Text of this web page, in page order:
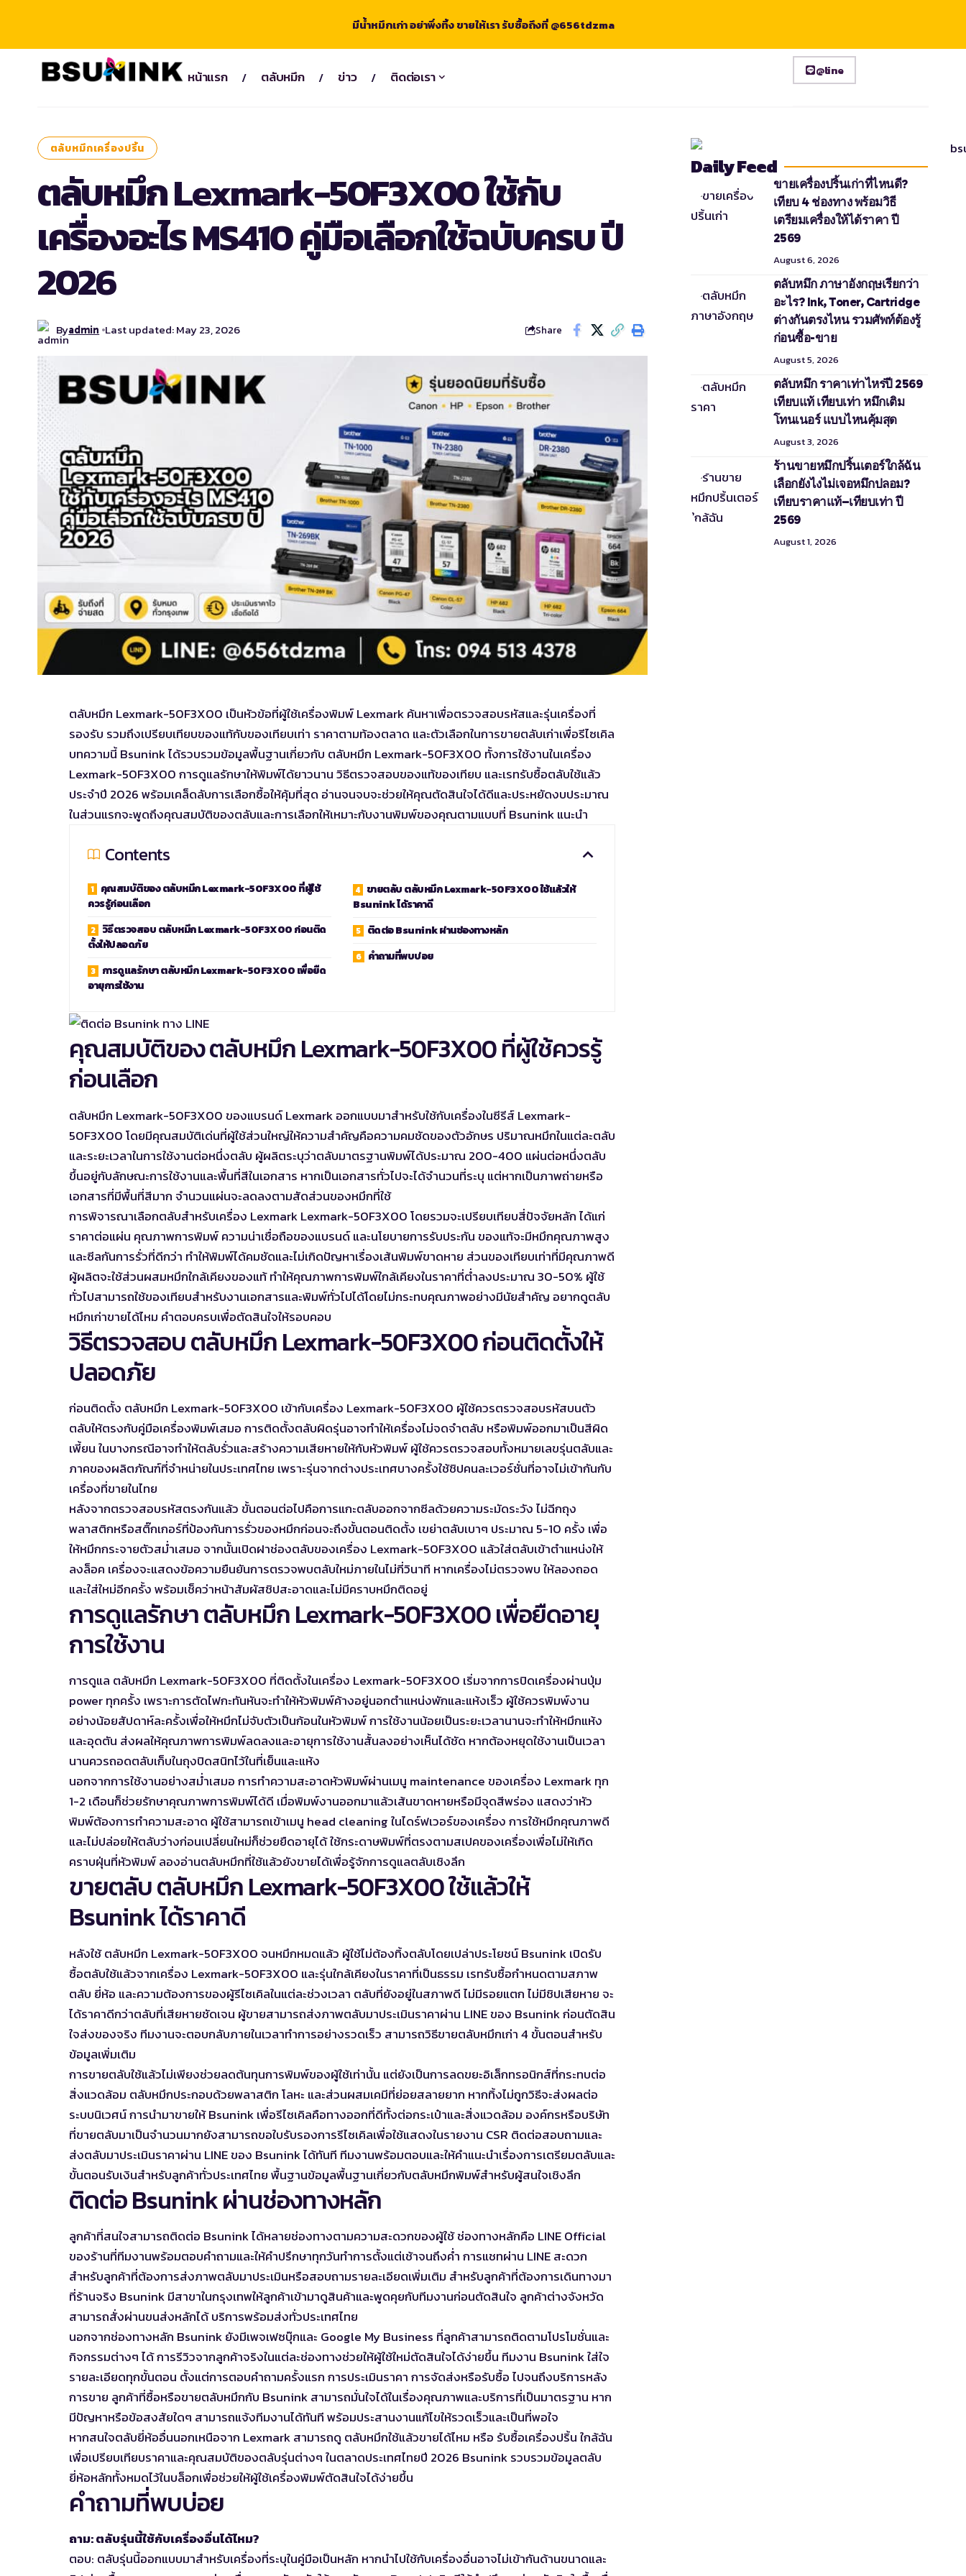
มีน้ำหมึกเก่า อย่าพึ่งทิ้ง ขายให้เรา รับซื้อถึงที่ @656tdzma
หน้าแรก ตลับหมึก ข่าว ติดต่อเรา @line
ตลับหมึกเครื่องปริ้น
ตลับหมึก Lexmark-50F3X00 ใช้กับ
เครื่องอะไร MS410 คู่มือเลือกใช้ฉบับครบ ปี
2026
Byadmin Last updated: May 23, 2026 Share
ตลับหมึก Lexmark-50F3X00 เป็นหัวข้อที่ผู้ใช้เครื่องพิมพ์ Lexmark ค้นหาเพื่อตรวจสอบรหัสและรุ่นเครื่องที่
รองรับ รวมถึงเปรียบเทียบของแท้กับของเทียบเท่า ราคาตามท้องตลาด และตัวเลือกในการขายตลับเก่าเพื่อรีไซเคิล
บทความนี้ Bsunink ได้รวบรวมข้อมูลพื้นฐานเกี่ยวกับ ตลับหมึก Lexmark-50F3X00 ทั้งการใช้งานในเครื่อง
Lexmark-50F3X00 การดูแลรักษาให้พิมพ์ได้ยาวนาน วิธีตรวจสอบของแท้ของเทียบ และเรทรับซื้อตลับใช้แล้ว
ประจำปี 2026 พร้อมเคล็ดลับการเลือกซื้อให้คุ้มที่สุด อ่านจนจบจะช่วยให้คุณตัดสินใจได้ดีและประหยัดงบประมาณ
ในส่วนแรกจะพูดถึงคุณสมบัติของตลับและการเลือกให้เหมาะกับงานพิมพ์ของคุณตามแบบที่ Bsunink แนะนำ
Contents
คุณสมบัติของ ตลับหมึก Lexmark-50F3X00 ที่ผู้ใช้
ควรรู้ก่อนเลือก
วิธีตรวจสอบ ตลับหมึก Lexmark-50F3X00 ก่อนติด
ตั้งให้ปลอดภัย
การดูแลรักษา ตลับหมึก Lexmark-50F3X00 เพื่อยืด
อายุการใช้งาน
ขายตลับ ตลับหมึก Lexmark-50F3X00 ใช้แล้วให้
Bsunink ได้ราคาดี
ติดต่อ Bsunink ผ่านช่องทางหลัก
คำถามที่พบบ่อย
คุณสมบัติของ ตลับหมึก Lexmark-50F3X00 ที่ผู้ใช้ควรรู้
ก่อนเลือก
ตลับหมึก Lexmark-50F3X00 ของแบรนด์ Lexmark ออกแบบมาสำหรับใช้กับเครื่องในซีรีส์ Lexmark-
50F3X00 โดยมีคุณสมบัติเด่นที่ผู้ใช้ส่วนใหญ่ให้ความสำคัญคือความคมชัดของตัวอักษร ปริมาณหมึกในแต่ละตลับ
และระยะเวลาในการใช้งานต่อหนึ่งตลับ ผู้ผลิตระบุว่าตลับมาตรฐานพิมพ์ได้ประมาณ 200-400 แผ่นต่อหนึ่งตลับ
ขึ้นอยู่กับลักษณะการใช้งานและพื้นที่สีในเอกสาร หากเป็นเอกสารทั่วไปจะได้จำนวนที่ระบุ แต่หากเป็นภาพถ่ายหรือ
เอกสารที่มีพื้นที่สีมาก จำนวนแผ่นจะลดลงตามสัดส่วนของหมึกที่ใช้
การพิจารณาเลือกตลับสำหรับเครื่อง Lexmark Lexmark-50F3X00 โดยรวมจะเปรียบเทียบสี่ปัจจัยหลัก ได้แก่
ราคาต่อแผ่น คุณภาพการพิมพ์ ความน่าเชื่อถือของแบรนด์ และนโยบายการรับประกัน ของแท้จะมีหมึกคุณภาพสูง
และซีลกันการรั่วที่ดีกว่า ทำให้พิมพ์ได้คมชัดและไม่เกิดปัญหาเรื่องเส้นพิมพ์ขาดหาย ส่วนของเทียบเท่าที่มีคุณภาพดี
ผู้ผลิตจะใช้ส่วนผสมหมึกใกล้เคียงของแท้ ทำให้คุณภาพการพิมพ์ใกล้เคียงในราคาที่ต่ำลงประมาณ 30-50% ผู้ใช้
ทั่วไปสามารถใช้ของเทียบสำหรับงานเอกสารและพิมพ์ทั่วไปได้โดยไม่กระทบคุณภาพอย่างมีนัยสำคัญ อยากดูตลับ
หมึกเก่าขายได้ไหม คำตอบครบเพื่อตัดสินใจให้รอบคอบ
วิธีตรวจสอบ ตลับหมึก Lexmark-50F3X00 ก่อนติดตั้งให้
ปลอดภัย
ก่อนติดตั้ง ตลับหมึก Lexmark-50F3X00 เข้ากับเครื่อง Lexmark-50F3X00 ผู้ใช้ควรตรวจสอบรหัสบนตัว
ตลับให้ตรงกับคู่มือเครื่องพิมพ์เสมอ การติดตั้งตลับผิดรุ่นอาจทำให้เครื่องไม่จดจำตลับ หรือพิมพ์ออกมาเป็นสีผิด
เพี้ยน ในบางกรณีอาจทำให้ตลับรั่วและสร้างความเสียหายให้กับหัวพิมพ์ ผู้ใช้ควรตรวจสอบทั้งหมายเลขรุ่นตลับและ
ภาคของผลิตภัณฑ์ที่จำหน่ายในประเทศไทย เพราะรุ่นจากต่างประเทศบางครั้งใช้ชิปคนละเวอร์ชั่นที่อาจไม่เข้ากันกับ
เครื่องที่ขายในไทย
หลังจากตรวจสอบรหัสตรงกันแล้ว ขั้นตอนต่อไปคือการแกะตลับออกจากซีลด้วยความระมัดระวัง ไม่ฉีกถุง
พลาสติกหรือสติ๊กเกอร์ที่ป้องกันการรั่วของหมึกก่อนจะถึงขั้นตอนติดตั้ง เขย่าตลับเบาๆ ประมาณ 5-10 ครั้ง เพื่อ
ให้หมึกกระจายตัวสม่ำเสมอ จากนั้นเปิดฝาช่องตลับของเครื่อง Lexmark-50F3X00 แล้วใส่ตลับเข้าตำแหน่งให้
ลงล็อค เครื่องจะแสดงข้อความยืนยันการตรวจพบตลับใหม่ภายในไม่กี่วินาที หากเครื่องไม่ตรวจพบ ให้ลองถอด
และใส่ใหม่อีกครั้ง พร้อมเช็คว่าหน้าสัมผัสชิปสะอาดและไม่มีคราบหมึกติดอยู่
การดูแลรักษา ตลับหมึก Lexmark-50F3X00 เพื่อยืดอายุ
การใช้งาน
การดูแล ตลับหมึก Lexmark-50F3X00 ที่ติดตั้งในเครื่อง Lexmark-50F3X00 เริ่มจากการปิดเครื่องผ่านปุ่ม
power ทุกครั้ง เพราะการตัดไฟกะทันหันจะทำให้หัวพิมพ์ค้างอยู่นอกตำแหน่งพักและแห้งเร็ว ผู้ใช้ควรพิมพ์งาน
อย่างน้อยสัปดาห์ละครั้งเพื่อให้หมึกไม่จับตัวเป็นก้อนในหัวพิมพ์ การใช้งานน้อยเป็นระยะเวลานานจะทำให้หมึกแห้ง
และอุดตัน ส่งผลให้คุณภาพการพิมพ์ลดลงและอายุการใช้งานสั้นลงอย่างเห็นได้ชัด หากต้องหยุดใช้งานเป็นเวลา
นานควรถอดตลับเก็บในถุงปิดสนิทไว้ในที่เย็นและแห้ง
นอกจากการใช้งานอย่างสม่ำเสมอ การทำความสะอาดหัวพิมพ์ผ่านเมนู maintenance ของเครื่อง Lexmark ทุก
1-2 เดือนก็ช่วยรักษาคุณภาพการพิมพ์ได้ดี เมื่อพิมพ์งานออกมาแล้วเส้นขาดหายหรือมีจุดสีพร่อง แสดงว่าหัว
พิมพ์ต้องการทำความสะอาด ผู้ใช้สามารถเข้าเมนู head cleaning ในไดร์ฟเวอร์ของเครื่อง การใช้หมึกคุณภาพดี
และไม่ปล่อยให้ตลับว่างก่อนเปลี่ยนใหม่ก็ช่วยยืดอายุได้ ใช้กระดาษพิมพ์ที่ตรงตามสเปคของเครื่องเพื่อไม่ให้เกิด
คราบฝุ่นที่หัวพิมพ์ ลองอ่านตลับหมึกที่ใช้แล้วยังขายได้เพื่อรู้จักการดูแลตลับเชิงลึก
ขายตลับ ตลับหมึก Lexmark-50F3X00 ใช้แล้วให้
Bsunink ได้ราคาดี
หลังใช้ ตลับหมึก Lexmark-50F3X00 จนหมึกหมดแล้ว ผู้ใช้ไม่ต้องทิ้งตลับโดยเปล่าประโยชน์ Bsunink เปิดรับ
ซื้อตลับใช้แล้วจากเครื่อง Lexmark-50F3X00 และรุ่นใกล้เคียงในราคาที่เป็นธรรม เรทรับซื้อกำหนดตามสภาพ
ตลับ ยี่ห้อ และความต้องการของผู้รีไซเคิลในแต่ละช่วงเวลา ตลับที่ยังอยู่ในสภาพดี ไม่มีรอยแตก ไม่มีชิปเสียหาย จะ
ได้ราคาดีกว่าตลับที่เสียหายชัดเจน ผู้ขายสามารถส่งภาพตลับมาประเมินราคาผ่าน LINE ของ Bsunink ก่อนตัดสิน
ใจส่งของจริง ทีมงานจะตอบกลับภายในเวลาทำการอย่างรวดเร็ว สามารถวิธีขายตลับหมึกเก่า 4 ขั้นตอนสำหรับ
ข้อมูลเพิ่มเติม
การขายตลับใช้แล้วไม่เพียงช่วยลดต้นทุนการพิมพ์ของผู้ใช้เท่านั้น แต่ยังเป็นการลดขยะอิเล็กทรอนิกส์ที่กระทบต่อ
สิ่งแวดล้อม ตลับหมึกประกอบด้วยพลาสติก โลหะ และส่วนผสมเคมีที่ย่อยสลายยาก หากทิ้งไม่ถูกวิธีจะส่งผลต่อ
ระบบนิเวศน์ การนำมาขายให้ Bsunink เพื่อรีไซเคิลคือทางออกที่ดีทั้งต่อกระเป๋าและสิ่งแวดล้อม องค์กรหรือบริษัท
ที่ขายตลับมาเป็นจำนวนมากยังสามารถขอใบรับรองการรีไซเคิลเพื่อใช้แสดงในรายงาน CSR ติดต่อสอบถามและ
ส่งตลับมาประเมินราคาผ่าน LINE ของ Bsunink ได้ทันที ทีมงานพร้อมตอบและให้คำแนะนำเรื่องการเตรียมตลับและ
ขั้นตอนรับเงินสำหรับลูกค้าทั่วประเทศไทย พื้นฐานข้อมูลพื้นฐานเกี่ยวกับตลับหมึกพิมพ์สำหรับผู้สนใจเชิงลึก
ติดต่อ Bsunink ผ่านช่องทางหลัก
ลูกค้าที่สนใจสามารถติดต่อ Bsunink ได้หลายช่องทางตามความสะดวกของผู้ใช้ ช่องทางหลักคือ LINE Official
ของร้านที่ทีมงานพร้อมตอบคำถามและให้คำปรึกษาทุกวันทำการตั้งแต่เช้าจนถึงค่ำ การแชทผ่าน LINE สะดวก
สำหรับลูกค้าที่ต้องการส่งภาพตลับมาประเมินหรือสอบถามรายละเอียดเพิ่มเติม สำหรับลูกค้าที่ต้องการเดินทางมา
ที่ร้านจริง Bsunink มีสาขาในกรุงเทพให้ลูกค้าเข้ามาดูสินค้าและพูดคุยกับทีมงานก่อนตัดสินใจ ลูกค้าต่างจังหวัด
สามารถสั่งผ่านขนส่งหลักได้ บริการพร้อมส่งทั่วประเทศไทย
นอกจากช่องทางหลัก Bsunink ยังมีเพจเฟซบุ๊กและ Google My Business ที่ลูกค้าสามารถติดตามโปรโมชั่นและ
กิจกรรมต่างๆ ได้ การรีวิวจากลูกค้าจริงในแต่ละช่องทางช่วยให้ผู้ใช้ใหม่ตัดสินใจได้ง่ายขึ้น ทีมงาน Bsunink ใส่ใจ
รายละเอียดทุกขั้นตอน ตั้งแต่การตอบคำถามครั้งแรก การประเมินราคา การจัดส่งหรือรับซื้อ ไปจนถึงบริการหลัง
การขาย ลูกค้าที่ซื้อหรือขายตลับหมึกกับ Bsunink สามารถมั่นใจได้ในเรื่องคุณภาพและบริการที่เป็นมาตรฐาน หาก
มีปัญหาหรือข้อสงสัยใดๆ สามารถแจ้งทีมงานได้ทันที พร้อมประสานงานแก้ไขให้รวดเร็วและเป็นที่พอใจ
หากสนใจตลับยี่ห้ออื่นนอกเหนือจาก Lexmark สามารถดู ตลับหมึกใช้แล้วขายได้ไหม หรือ รับซื้อเครื่องปริ้น ใกล้ฉัน
เพื่อเปรียบเทียบราคาและคุณสมบัติของตลับรุ่นต่างๆ ในตลาดประเทศไทยปี 2026 Bsunink รวบรวมข้อมูลตลับ
ยี่ห้อหลักทั้งหมดไว้ในบล็อกเพื่อช่วยให้ผู้ใช้เครื่องพิมพ์ตัดสินใจได้ง่ายขึ้น
คำถามที่พบบ่อย
ถาม: ตลับรุ่นนี้ใช้กับเครื่องอื่นได้ไหม?
ตอบ: ตลับรุ่นนี้ออกแบบมาสำหรับเครื่องที่ระบุในคู่มือเป็นหลัก หากนำไปใช้กับเครื่องอื่นอาจไม่เข้ากันด้านขนาดและ
Daily Feed
ขายเครื่องปริ้นเก่าที่ไหนดี?
เทียบ 4 ช่องทาง พร้อมวิธี
เตรียมเครื่องให้ได้ราคา ปี
2569
August 6, 2026
ตลับหมึก ภาษาอังกฤษเรียกว่า
อะไร? Ink, Toner, Cartridge
ต่างกันตรงไหน รวมศัพท์ต้องรู้
ก่อนซื้อ-ขาย
August 5, 2026
ตลับหมึก ราคาเท่าไหร่ปี 2569
เทียบแท้ เทียบเท่า หมึกเติม
โทนเนอร์ แบบไหนคุ้มสุด
August 3, 2026
ร้านขายหมึกปริ้นเตอร์ใกล้ฉัน
เลือกยังไงไม่เจอหมึกปลอม?
เทียบราคาแท้–เทียบเท่า ปี
2569
August 1, 2026